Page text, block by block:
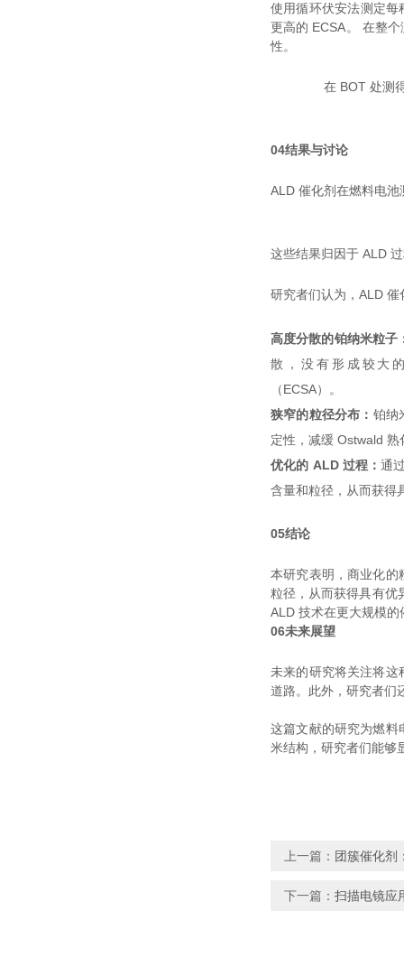
使用循环伏安法测定每
更高的 ECSA。 在整
性。
在 BOT 处测
04结果与讨论
ALD 催化剂在燃料电
这些结果归因于 ALD
研究者们认为，ALD
高度分散的铂纳米粒子
散，没有形成较大
（ECSA）。
狭窄的粒径分布： 铂纳
定性，减缓 Ostwald 熟
优化的 ALD 过程：通
含量和粒径，从而获得
05结论
本研究表明，商业化的
粒径，从而获得具有优
ALD 技术在更大规模
06未来展望
未来的研究将关注将这
道路。此外，研究者们
这篇文献的研究为燃料
米结构，研究者们能够
上一篇： 团簇催化剂
下一篇： 扫描电镜应